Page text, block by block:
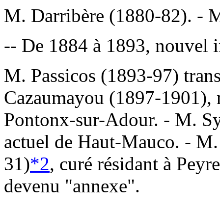
M. Darribère (1880-82). -
-- De 1884 à 1893, nouvel
M. Passicos (1893-97)
Cazaumayou (1897-
Pontonx-sur-Adour. - M.
actuel de Haut-Mauco. -
31)*2, curé résidant à
devenu "annexe".